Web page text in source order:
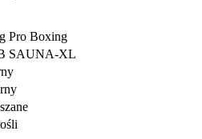
Pro Boxing
SAUNA-XL